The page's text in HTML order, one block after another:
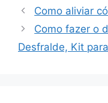
Como aliviar
Como fazer o
Desfralde, Kit